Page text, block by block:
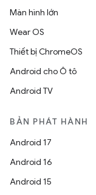
Màn hình lớn
Wear OS
Thiết bị ChromeOS
Android cho Ô tô
Android TV
BẢN PHÁT HÀNH
Android 17
Android 16
Android 15